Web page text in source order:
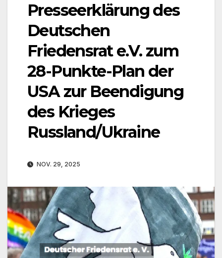
Presseerklärung des
Deutschen
Friedensrat e.V. zum
28-Punkte-Plan der
USA zur Beendigung
des Krieges
Russland/Ukraine
NOV. 29, 2025